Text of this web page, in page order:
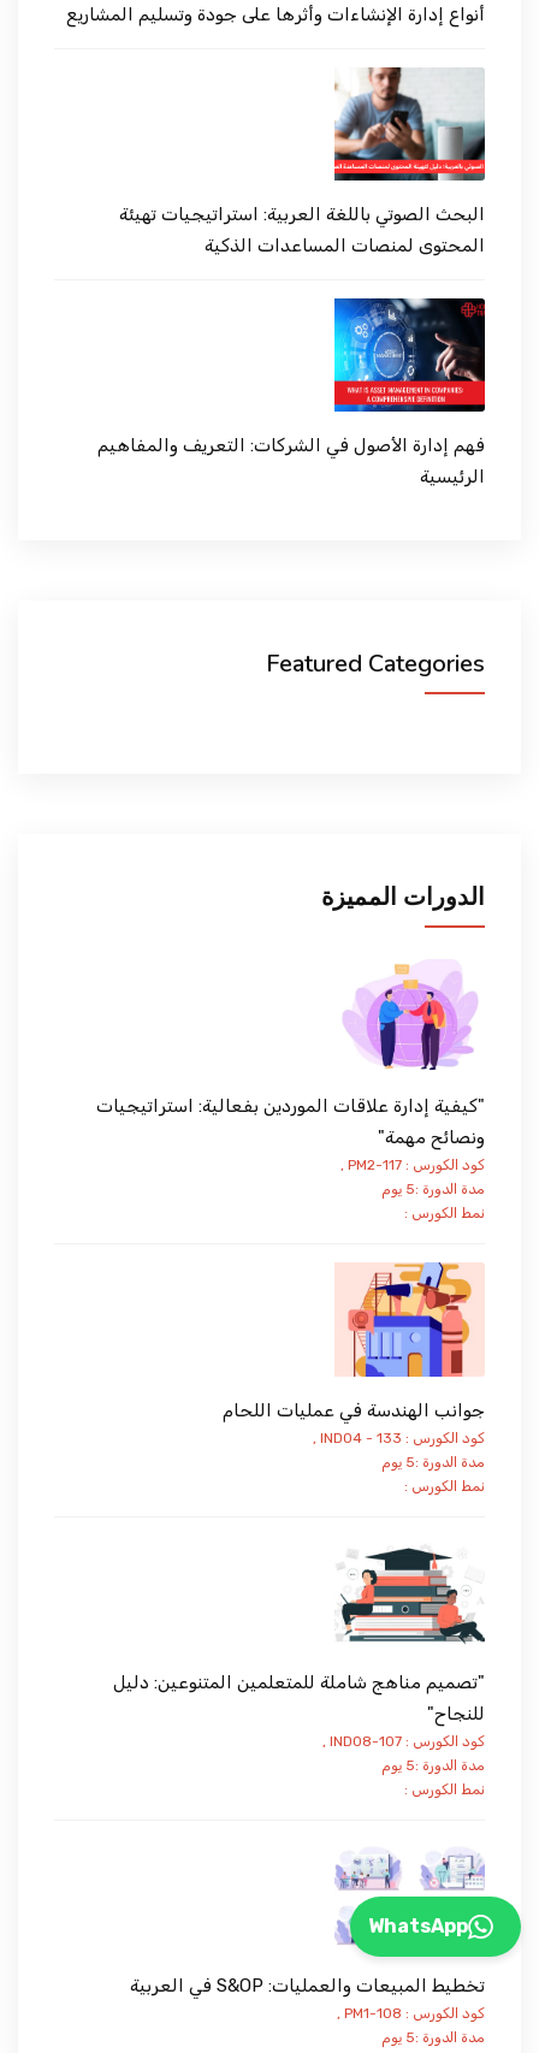
أنواع إدارة الإنشاءات وأثرها على جودة وتسليم المشاريع
البحث الصوتي باللغة العربية: استراتيجيات تهيئة
المحتوى لمنصات المساعدات الذكية
فهم إدارة الأصول في الشركات: التعريف والمفاهيم
الرئيسية
Featured Categories
الدورات المميزة
"كيفية إدارة علاقات الموردين بفعالية: استراتيجيات
ونصائح مهمة"
كود الكورس : PM2-117 ,
مدة الدورة :5 يوم
نمط الكورس :
جوانب الهندسة في عمليات اللحام
كود الكورس : IND04 - 133 ,
مدة الدورة :5 يوم
نمط الكورس :
"تصميم مناهج شاملة للمتعلمين المتنوعين: دليل
للنجاح"
كود الكورس : IND08-107 ,
مدة الدورة :5 يوم
نمط الكورس :
تخطيط المبيعات والعمليات: S&OP في العربية
كود الكورس : PM1-108 ,
مدة الدورة :5 يوم
WhatsApp